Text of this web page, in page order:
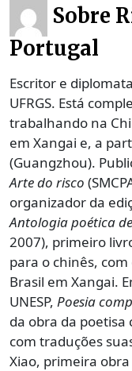
Sobre
Portugal
Escritor e
UFRGS. Está
trabalhando na
em Xangai e, a
(Guangzhou).
Arte do risco
organizador da
Antologia poética
2007), primeiro
para o chinês,
Brasil em Xangai.
UNESP, Poesia
da obra da poetisa
com traduções
Xiao, primeira